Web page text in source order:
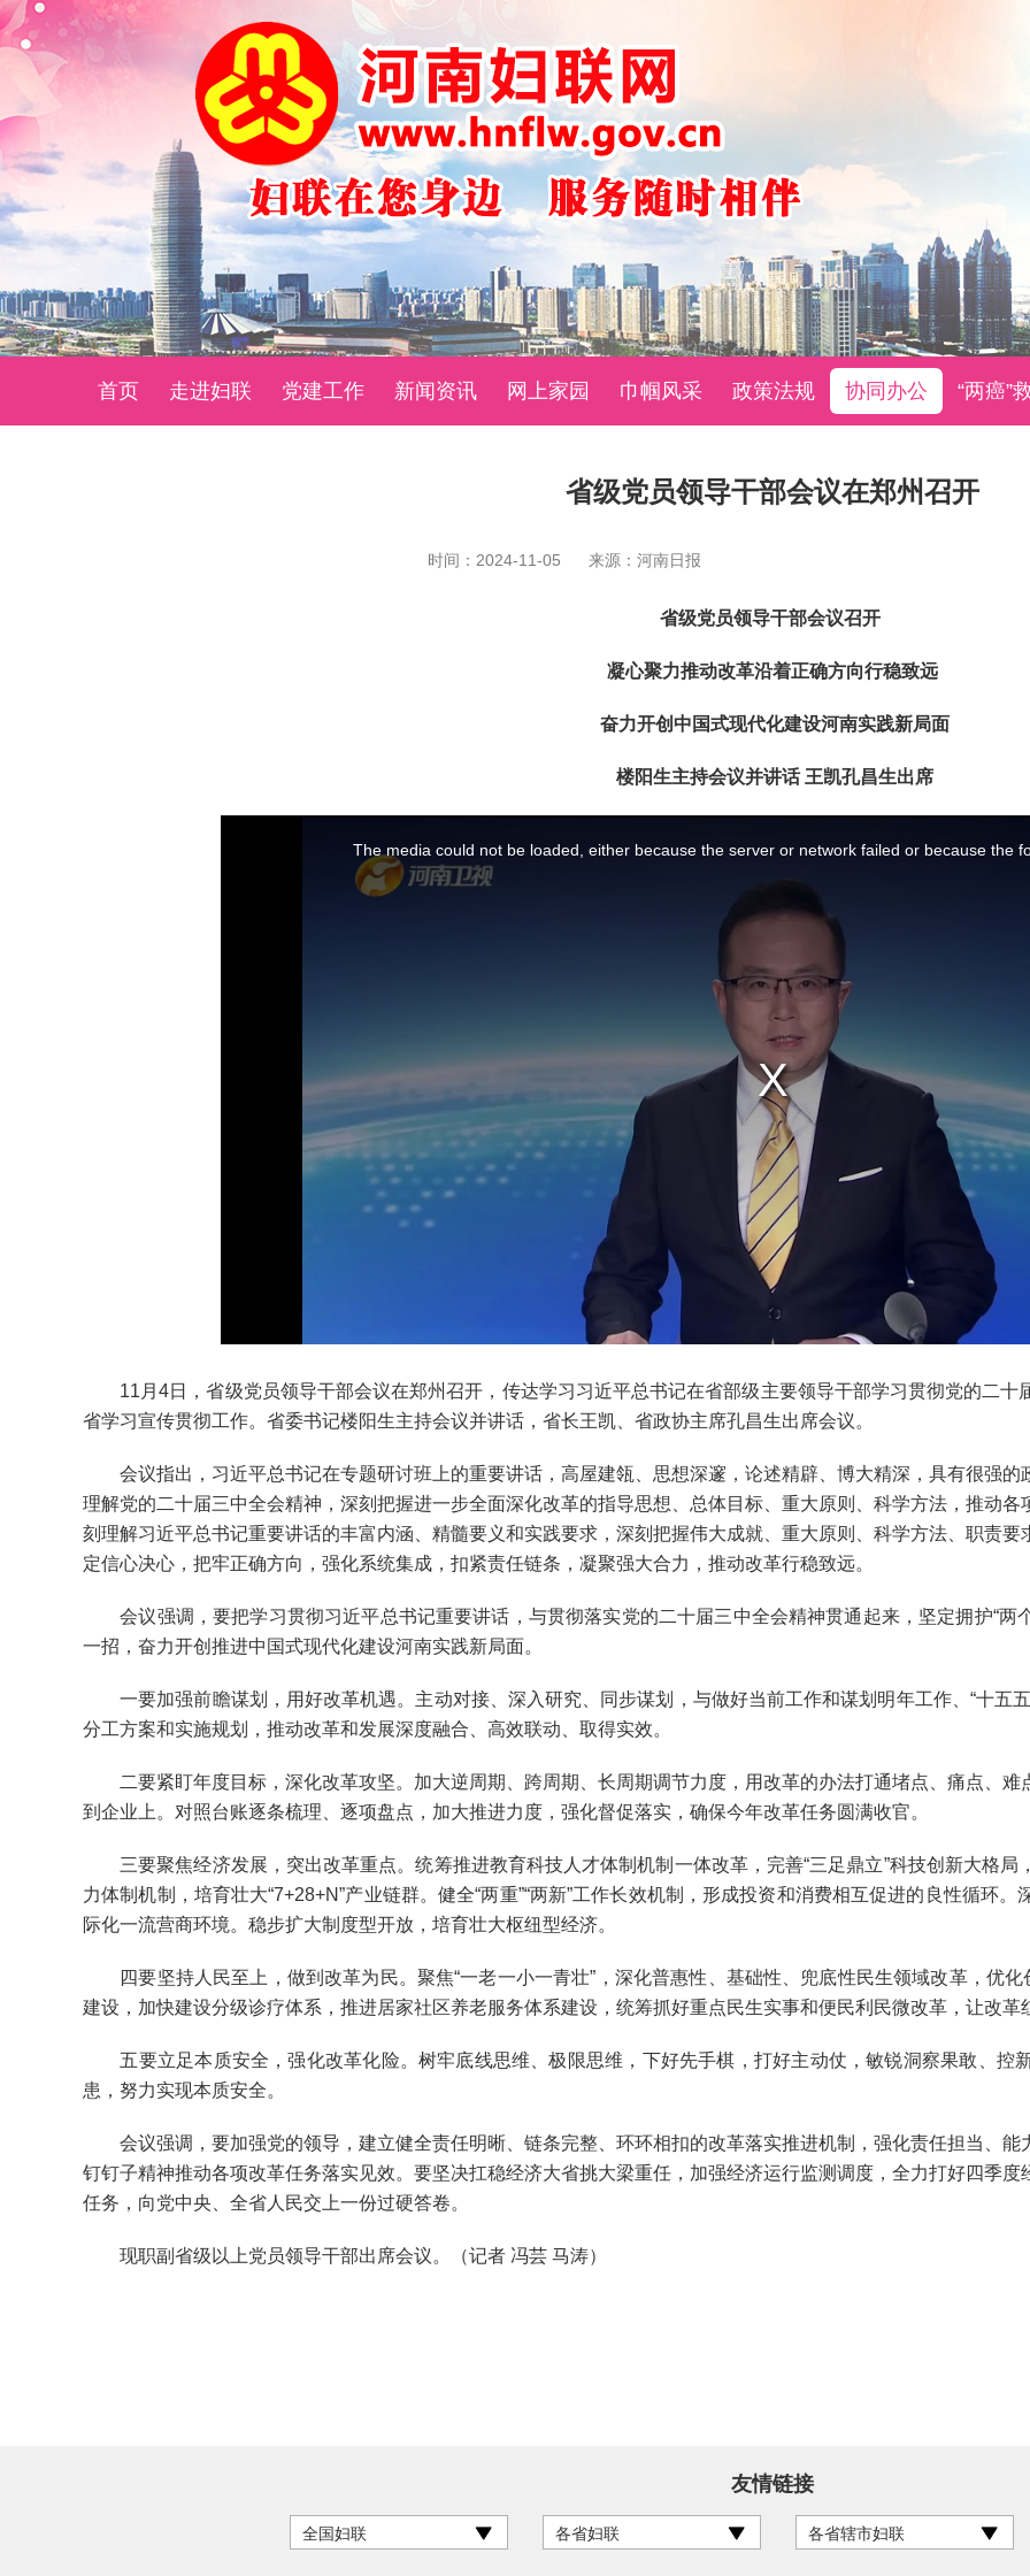
首页 走进妇联 党建工作 新闻资讯 网上家园 巾帼风采 政策法规 协同办公 “两癌”
省级党员领导干部会议在郑州召开
时间：2024-11-05 来源：河南日报
省级党员领导干部会议召开
凝心聚力推动改革沿着正确方向行稳致远
奋力开创中国式现代化建设河南实践新局面
楼阳生主持会议并讲话 王凯孔昌生出席
11月4日，省级党员领导干部会议在郑州召开，传达学习习近平总书记在省部级主要领导干部学习贯彻党的二十
省学习宣传贯彻工作。省委书记楼阳生主持会议并讲话，省长王凯、省政协主席孔昌生出席会议。
会议指出，习近平总书记在专题研讨班上的重要讲话，高屋建瓴、思想深邃，论述精辟、博大精深，具有很强的
理解党的二十届三中全会精神，深刻把握进一步全面深化改革的指导思想、总体目标、重大原则、科学方法，推动
刻理解习近平总书记重要讲话的丰富内涵、精髓要义和实践要求，深刻把握伟大成就、重大原则、科学方法、职责
定信心决心，把牢正确方向，强化系统集成，扣紧责任链条，凝聚强大合力，推动改革行稳致远。
会议强调，要把学习贯彻习近平总书记重要讲话，与贯彻落实党的二十届三中全会精神贯通起来，坚定拥护“两
一招，奋力开创推进中国式现代化建设河南实践新局面。
一要加强前瞻谋划，用好改革机遇。主动对接、深入研究、同步谋划，与做好当前工作和谋划明年工作、“十五
分工方案和实施规划，推动改革和发展深度融合、高效联动、取得实效。
二要紧盯年度目标，深化改革攻坚。加大逆周期、跨周期、长周期调节力度，用改革的办法打通堵点、痛点、难
到企业上。对照台账逐条梳理、逐项盘点，加大推进力度，强化督促落实，确保今年改革任务圆满收官。
三要聚焦经济发展，突出改革重点。统筹推进教育科技人才体制机制一体改革，完善“三足鼎立”科技创新大格局
力体制机制，培育壮大“7+28+N”产业链群。健全“两重”“两新”工作长效机制，形成投资和消费相互促进的良性循环
际化一流营商环境。稳步扩大制度型开放，培育壮大枢纽型经济。
四要坚持人民至上，做到改革为民。聚焦“一老一小一青壮”，深化普惠性、基础性、兜底性民生领域改革，优化
建设，加快建设分级诊疗体系，推进居家社区养老服务体系建设，统筹抓好重点民生实事和便民利民微改革，让改
五要立足本质安全，强化改革化险。树牢底线思维、极限思维，下好先手棋，打好主动仗，敏锐洞察果敢、控
患，努力实现本质安全。
会议强调，要加强党的领导，建立健全责任明晰、链条完整、环环相扣的改革落实推进机制，强化责任担当、能
钉钉子精神推动各项改革任务落实见效。要坚决扛稳经济大省挑大梁重任，加强经济运行监测调度，全力打好四季
任务，向党中央、全省人民交上一份过硬答卷。
现职副省级以上党员领导干部出席会议。（记者 冯芸 马涛）
友情链接
全国妇联 各省妇联 各省辖市妇联